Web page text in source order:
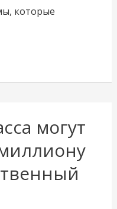
которые
могут